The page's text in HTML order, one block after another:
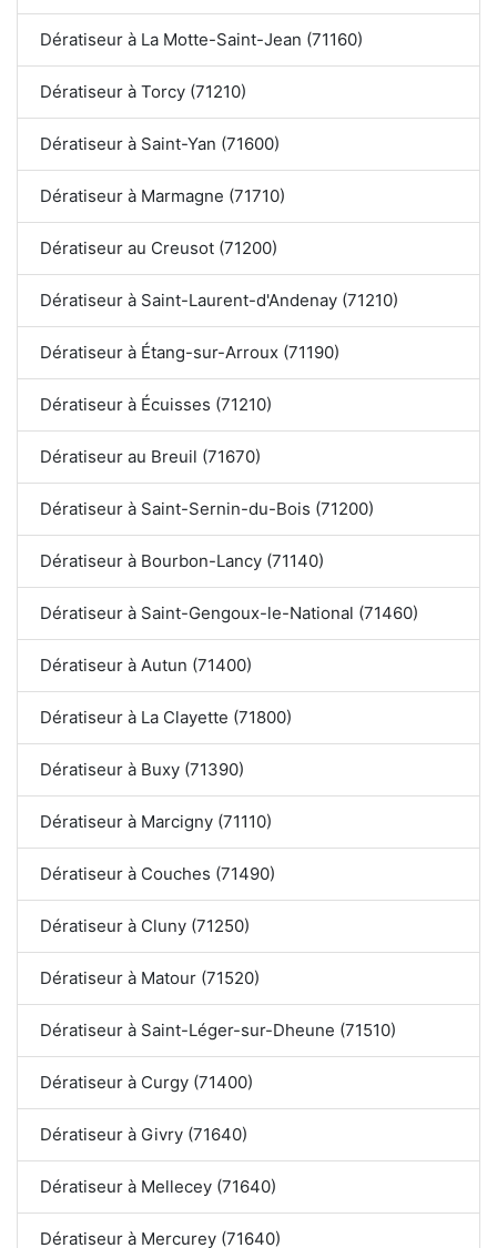
Dératiseur à La Motte-Saint-Jean (71160)
Dératiseur à Torcy (71210)
Dératiseur à Saint-Yan (71600)
Dératiseur à Marmagne (71710)
Dératiseur au Creusot (71200)
Dératiseur à Saint-Laurent-d'Andenay (71210)
Dératiseur à Étang-sur-Arroux (71190)
Dératiseur à Écuisses (71210)
Dératiseur au Breuil (71670)
Dératiseur à Saint-Sernin-du-Bois (71200)
Dératiseur à Bourbon-Lancy (71140)
Dératiseur à Saint-Gengoux-le-National (71460)
Dératiseur à Autun (71400)
Dératiseur à La Clayette (71800)
Dératiseur à Buxy (71390)
Dératiseur à Marcigny (71110)
Dératiseur à Couches (71490)
Dératiseur à Cluny (71250)
Dératiseur à Matour (71520)
Dératiseur à Saint-Léger-sur-Dheune (71510)
Dératiseur à Curgy (71400)
Dératiseur à Givry (71640)
Dératiseur à Mellecey (71640)
Dératiseur à Mercurey (71640)